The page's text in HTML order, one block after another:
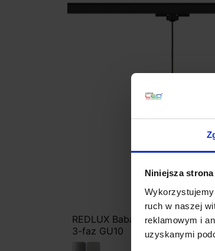
Niniejsza
ruch w naszej
reklamowym i
uzyskanymi
REDLUX Babades Lampa
3-faz GU10